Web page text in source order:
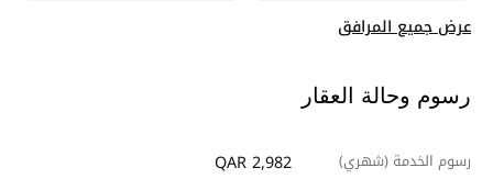
عرض جميع المرافق
رسوم وحالة العقار
رسوم الخدمة (شهري) QAR 2,982